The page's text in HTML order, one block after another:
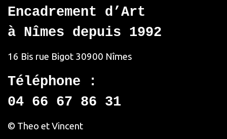
Encadrement d’Art
à Nîmes depuis 1992
16 Bis rue Bigot 30900 Nîmes
Téléphone :
04 66 67 86 31
© Theo et Vincent